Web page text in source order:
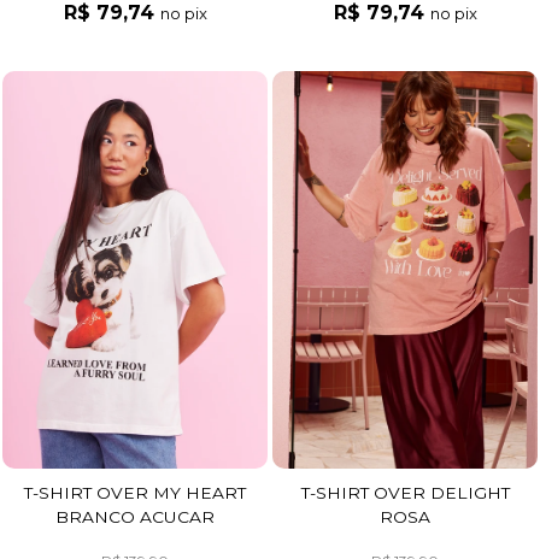
R$ 79,74 no pix
R$ 79,74 no pix
T-SHIRT OVER MY HEART
BRANCO ACUCAR
T-SHIRT OVER DELIGHT
ROSA